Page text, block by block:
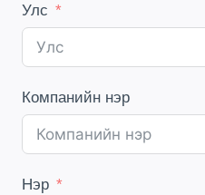
Улс
Компанийн нэр
Нэр